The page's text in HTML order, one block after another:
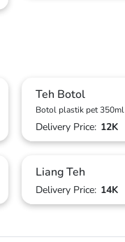
Teh Botol
Botol plastik pet 350ml
Delivery Price: 12K
Liang Teh
Delivery Price: 14K